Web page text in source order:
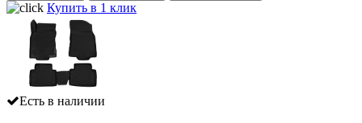
Купить в 1 клик
Есть в наличии